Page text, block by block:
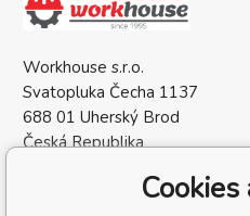
Workhouse s.r.o.
Svatopluka Čecha 1137
688 01 Uherský Brod
Česká Republika
DIČ: CZ05568137Cookies